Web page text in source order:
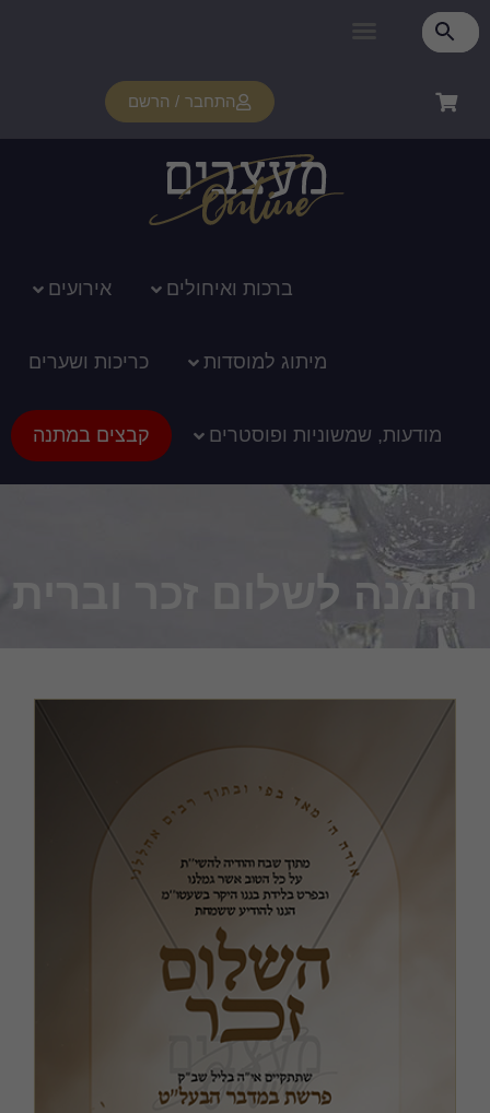
התחבר / הרשם
ברכות ואיחולים אירועים
מיתוג למוסדות כריכות ושערים
מודעות, שמשוניות ופוסטרים קבצים במתנה
לשלום זכר וברית